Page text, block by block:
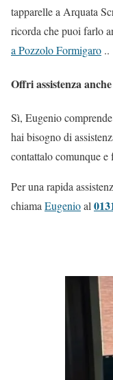
tapparelle a Arquata
ricorda che puoi farlo
a Pozzolo Formigaro ..
Offri assistenza
Sì, Eugenio
hai bisogno di
contattalo comunque
Per una rapida
chiamaEugenioal